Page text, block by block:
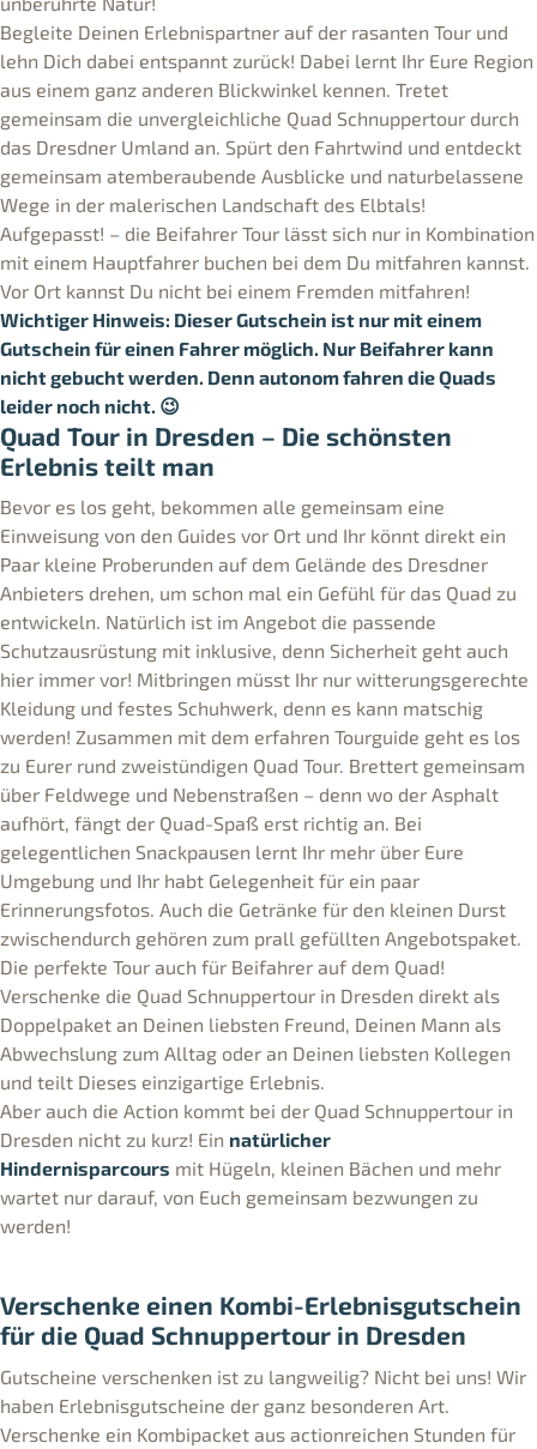
Begleite Deinen Erlebnispartner auf der rasanten Tour und
lehn Dich dabei entspannt zurück! Dabei lernt Ihr Eure Region
aus einem ganz anderen Blickwinkel kennen. Tretet
gemeinsam die unvergleichliche Quad Schnuppertour durch
das Dresdner Umland an. Spürt den Fahrtwind und entdeckt
gemeinsam atemberaubende Ausblicke und naturbelassene
Wege in der malerischen Landschaft des Elbtals!
Aufgepasst! – die Beifahrer Tour lässt sich nur in Kombination
mit einem Hauptfahrer buchen bei dem Du mitfahren kannst.
Vor Ort kannst Du nicht bei einem Fremden mitfahren!
Wichtiger Hinweis: Dieser Gutschein ist nur mit einem
Gutschein für einen Fahrer möglich. Nur Beifahrer kann
nicht gebucht werden. Denn autonom fahren die Quads
leider noch nicht. 😉
Quad Tour in Dresden – Die schönsten
Erlebnis teilt man
Bevor es los geht, bekommen alle gemeinsam eine
Einweisung von den Guides vor Ort und Ihr könnt direkt ein
Paar kleine Proberunden auf dem Gelände des Dresdner
Anbieters drehen, um schon mal ein Gefühl für das Quad zu
entwickeln. Natürlich ist im Angebot die passende
Schutzausrüstung mit inklusive, denn Sicherheit geht auch
hier immer vor! Mitbringen müsst Ihr nur witterungsgerechte
Kleidung und festes Schuhwerk, denn es kann matschig
werden! Zusammen mit dem erfahren Tourguide geht es los
zu Eurer rund zweistündigen Quad Tour. Brettert gemeinsam
über Feldwege und Nebenstraßen – denn wo der Asphalt
aufhört, fängt der Quad-Spaß erst richtig an. Bei
gelegentlichen Snackpausen lernt Ihr mehr über Eure
Umgebung und Ihr habt Gelegenheit für ein paar
Erinnerungsfotos. Auch die Getränke für den kleinen Durst
zwischendurch gehören zum prall gefüllten Angebotspaket.
Die perfekte Tour auch für Beifahrer auf dem Quad!
Verschenke die Quad Schnuppertour in Dresden direkt als
Doppelpaket an Deinen liebsten Freund, Deinen Mann als
Abwechslung zum Alltag oder an Deinen liebsten Kollegen
und teilt Dieses einzigartige Erlebnis.
Aber auch die Action kommt bei der Quad Schnuppertour in
Dresden nicht zu kurz! Ein natürlicher
Hindernisparcours mit Hügeln, kleinen Bächen und mehr
wartet nur darauf, von Euch gemeinsam bezwungen zu
werden!
Verschenke einen Kombi-Erlebnisgutschein
für die Quad Schnuppertour in Dresden
Gutscheine verschenken ist zu langweilig? Nicht bei uns! Wir
haben Erlebnisgutscheine der ganz besonderen Art.
Verschenke ein Kombipacket aus actionreichen Stunden für